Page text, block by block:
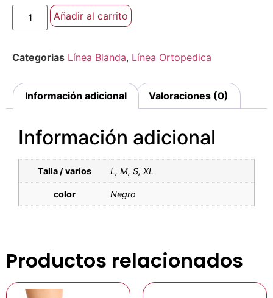
Añadir al carrito
Categorias Línea Blanda, Línea Ortopedica
Información adicional Valoraciones (0)
Información adicional
Talla / varios L, M, S, XL
color Negro
Productos relacionados